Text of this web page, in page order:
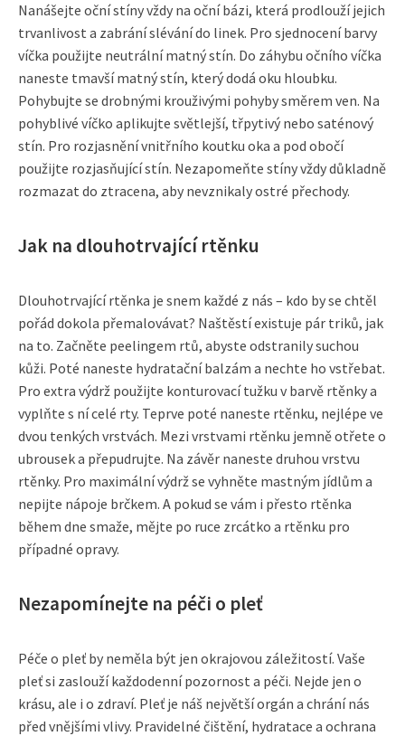
Nanášejte oční stíny vždy na oční bázi, která prodlouží jejich
trvanlivost a zabrání slévání do linek. Pro sjednocení barvy
víčka použijte neutrální matný stín. Do záhybu očního víčka
naneste tmavší matný stín, který dodá oku hloubku.
Pohybujte se drobnými krouživými pohyby směrem ven. Na
pohyblivé víčko aplikujte světlejší, třpytivý nebo saténový
stín. Pro rozjasnění vnitřního koutku oka a pod obočí
použijte rozjasňující stín. Nezapomeňte stíny vždy důkladně
rozmazat do ztracena, aby nevznikaly ostré přechody.
Jak na dlouhotrvající rtěnku
Dlouhotrvající rtěnka je snem každé z nás – kdo by se chtěl
pořád dokola přemalovávat? Naštěstí existuje pár triků, jak
na to. Začněte peelingem rtů, abyste odstranily suchou
kůži. Poté naneste hydratační balzám a nechte ho vstřebat.
Pro extra výdrž použijte konturovací tužku v barvě rtěnky a
vyplňte s ní celé rty. Teprve poté naneste rtěnku, nejlépe ve
dvou tenkých vrstvách. Mezi vrstvami rtěnku jemně otřete o
ubrousek a přepudrujte. Na závěr naneste druhou vrstvu
rtěnky. Pro maximální výdrž se vyhněte mastným jídlům a
nepijte nápoje brčkem. A pokud se vám i přesto rtěnka
během dne smaže, mějte po ruce zrcátko a rtěnku pro
případné opravy.
Nezapomínejte na péči o pleť
Péče o pleť by neměla být jen okrajovou záležitostí. Vaše
pleť si zaslouží každodenní pozornost a péči. Nejde jen o
krásu, ale i o zdraví. Pleť je náš největší orgán a chrání nás
před vnějšími vlivy. Pravidelné čištění, hydratace a ochrana